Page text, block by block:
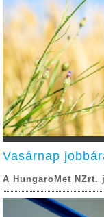
Vasárnap
A HungaroMet NZrt.